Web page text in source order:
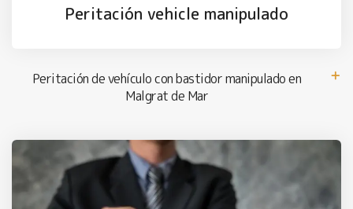
Peritación vehicle manipulado
Peritación de vehículo con bastidor manipulado en
Malgrat de Mar